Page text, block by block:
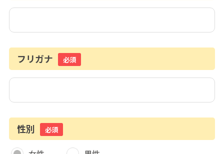
フリガナ 必須
性別 必須